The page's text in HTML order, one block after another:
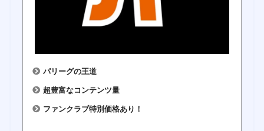
パリーグの王道
超豊富なコンテンツ量
ファンクラブ特別価格あり！